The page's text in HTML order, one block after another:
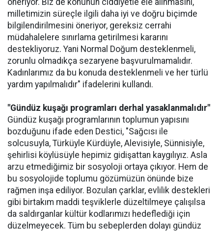
öneriyor. Biz de konunun ciddiyetle ele alınmasını,
milletimizin süreçle ilgili daha iyi ve doğru biçimde
bilgilendirilmesini öneriyor, gereksiz cerrahi
müdahalelere sınırlama getirilmesi kararını
destekliyoruz. Yani Normal Doğum desteklenmeli,
zorunlu olmadıkça sezaryene başvurulmamalıdır.
Kadınlarımız da bu konuda desteklenmeli ve her türlü
yardım yapılmalıdır" ifadelerini kullandı.
"Gündüz kuşağı programları derhal yasaklanmalıdır"
Gündüz kuşağı programlarının toplumun yapısını
bozduğunu ifade eden Destici, "Sağcısı ile
solcusuyla, Türküyle Kürdüyle, Alevisiyle, Sünnisiyle,
şehirlisi köylüsüyle hepimiz gidişattan kaygılıyız. Asla
arzu etmediğimiz bir sosyoloji ortaya çıkıyor. Hem de
bu sosyolojide toplumu gözümüzün önünde bize
rağmen inşa ediliyor. Bozulan çarklar, evlilik destekleri
gibi birtakım maddi teşviklerle düzeltilmeye çalışılsa
da saldırganlar kültür kodlarımızı hedeflediği için
düzelmeyecek. Tüm bu sebeplerden dolayı gündüz